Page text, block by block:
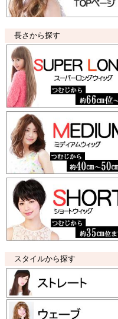
長さから探す
スタイルから探す